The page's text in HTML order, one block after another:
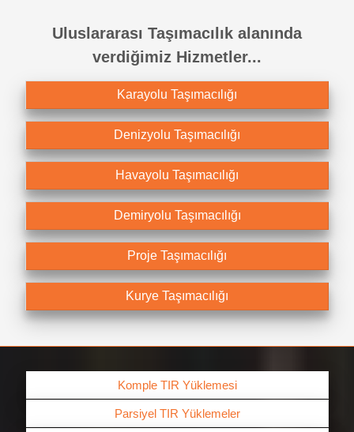
Uluslararası Taşımacılık alanında
verdiğimiz Hizmetler...
Karayolu Taşımacılığı
Denizyolu Taşımacılığı
Havayolu Taşımacılığı
Demiryolu Taşımacılığı
Proje Taşımacılığı
Kurye Taşımacılığı
Komple TIR Yüklemesi
Parsiyel TIR Yüklemeler